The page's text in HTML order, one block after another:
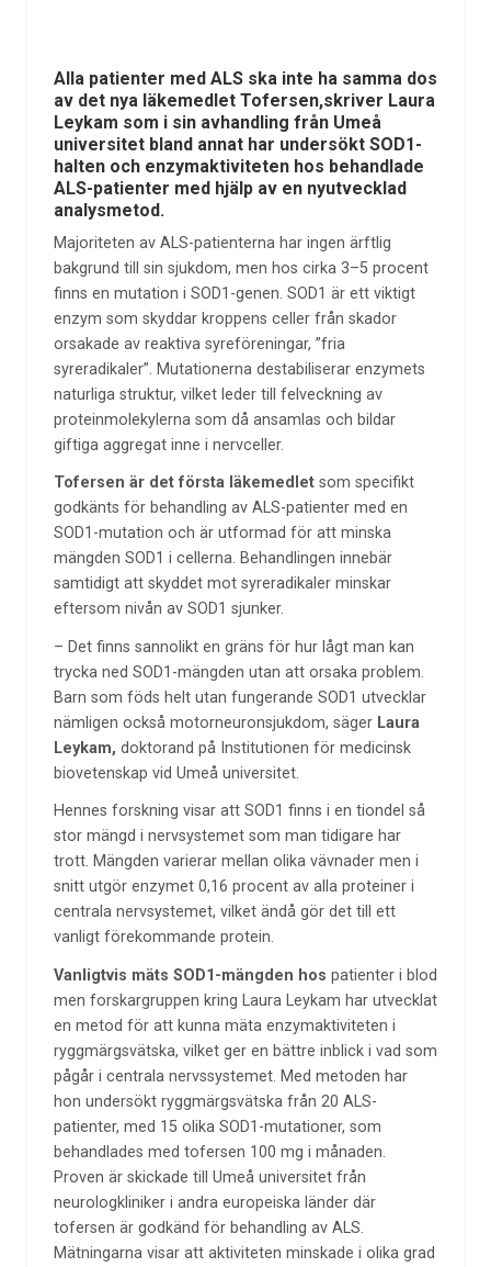
Alla patienter med ALS ska inte ha samma dos
av det nya läkemedlet Tofersen,skriver Laura
Leykam som i sin avhandling från Umeå
universitet bland annat har undersökt SOD1-
halten och enzymaktiviteten hos behandlade
ALS-patienter med hjälp av en nyutvecklad
analysmetod.
Majoriteten av ALS-patienterna har ingen ärftlig
bakgrund till sin sjukdom, men hos cirka 3–5 procent
finns en mutation i SOD1-genen. SOD1 är ett viktigt
enzym som skyddar kroppens celler från skador
orsakade av reaktiva syreföreningar, ”fria
syreradikaler”. Mutationerna destabiliserar enzymets
naturliga struktur, vilket leder till felveckning av
proteinmolekylerna som då ansamlas och bildar
giftiga aggregat inne i nervceller.
Tofersen är det första läkemedletsom specifikt
godkänts för behandling av ALS-patienter med en
SOD1-mutation och är utformad för att minska
mängden SOD1 i cellerna. Behandlingen innebär
samtidigt att skyddet mot syreradikaler minskar
eftersom nivån av SOD1 sjunker.
– Det finns sannolikt en gräns för hur lågt man kan
trycka ned SOD1-mängden utan att orsaka problem.
Barn som föds helt utan fungerande SOD1 utvecklar
nämligen också motorneuronsjukdom, säger Laura
Leykam, doktorand på Institutionen för medicinsk
biovetenskap vid Umeå universitet.
Hennes forskning visar att SOD1 finns i en tiondel så
stor mängd i nervsystemet som man tidigare har
trott. Mängden varierar mellan olika vävnader men i
snitt utgör enzymet 0,16 procent av alla proteiner i
centrala nervsystemet, vilket ändå gör det till ett
vanligt förekommande protein.
Vanligtvis mäts SOD1-mängden hos patienter i blod
men forskargruppen kring Laura Leykam har utvecklat
en metod för att kunna mäta enzymaktiviteten i
ryggmärgsvätska, vilket ger en bättre inblick i vad som
pågår i centrala nervssystemet. Med metoden har
hon undersökt ryggmärgsvätska från 20 ALS-
patienter, med 15 olika SOD1-mutationer, som
behandlades med tofersen 100 mg i månaden.
Proven är skickade till Umeå universitet från
neurologkliniker i andra europeiska länder där
tofersen är godkänd för behandling av ALS.
Mätningarna visar att aktiviteten minskade i olika grad